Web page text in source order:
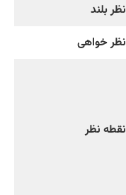
نظر بلند
نظر خواهی
نقطه نظر